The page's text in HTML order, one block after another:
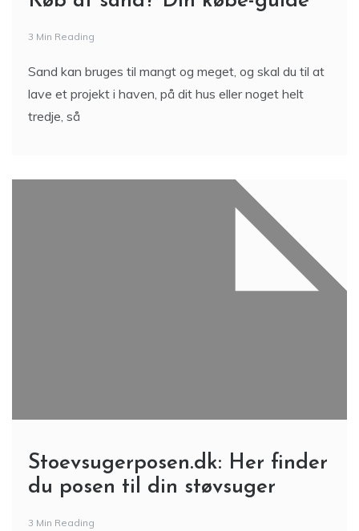
3 Min Reading
Sand kan bruges til mangt og meget, og skal du til at
lave et projekt i haven, på dit hus eller noget helt
tredje, så
Stoevsugerposen.dk: Her finder
du posen til din støvsuger
3 Min Reading